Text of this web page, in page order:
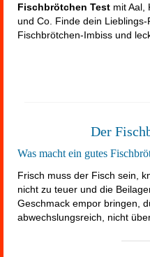
Fischbrötchen Test mit Aal,
und Co. Finde dein
Fischbrötchen-Imbiss und
Der
Was macht ein gutes
Frisch muss der Fisch sein,
nicht zu teuer und die
Geschmack empor bringen,
abwechslungsreich, nicht